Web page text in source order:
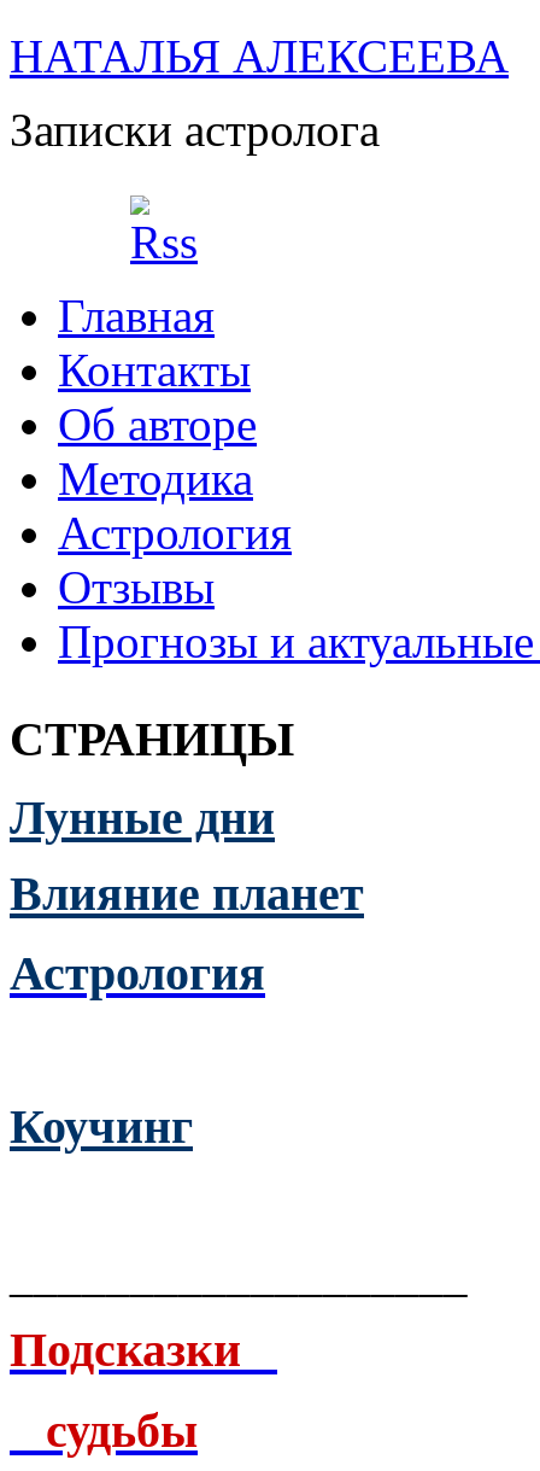
НАТАЛЬЯ АЛЕКСЕЕВА
Записки астролога
Главная
Контакты
Об авторе
Методика
Астрология
Отзывы
Прогнозы и
СТРАНИЦЫ
Лунные дни
Влияние планет
Астрология
Коучинг
Подсказки
судьбы